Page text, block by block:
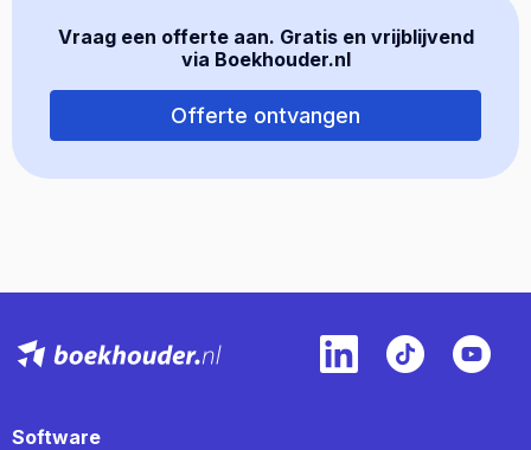
Vraag een offerte aan. Gratis en vrijblijvend
via Boekhouder.nl
Offerte ontvangen
Software